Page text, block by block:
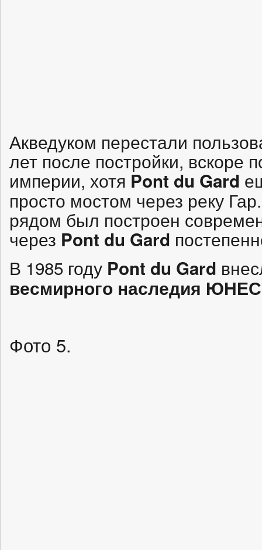
Акведуком перестали
лет после постройки, вскоре
империи, хотя Pont du Gard
просто мостом через реку
рядом был построен
через Pont du Gard
В 1985 году Pont du Gard
весмирного наследия
Фото 5.